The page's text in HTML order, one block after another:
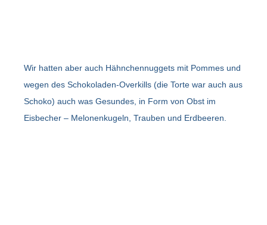
Wir hatten aber auch Hähnchennuggets mit Pommes und
wegen des Schokoladen-Overkills (die Torte war auch aus
Schoko) auch was Gesundes, in Form von Obst im
Eisbecher – Melonenkugeln, Trauben und Erdbeeren.